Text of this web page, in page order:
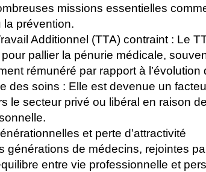
missions essentielles
la prévention.
Additionnel (TTA) contraint : Le
pour pallier la pénurie médicale,
rémunéré par rapport à l’évolution
des soins : Elle est devenue un
le secteur privé ou libéral en raison
et perte d’attractivité
générations de médecins, rejointes
entre vie professionnelle et